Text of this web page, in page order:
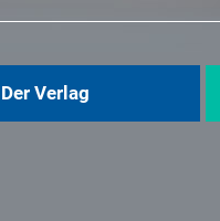
Der Verlag